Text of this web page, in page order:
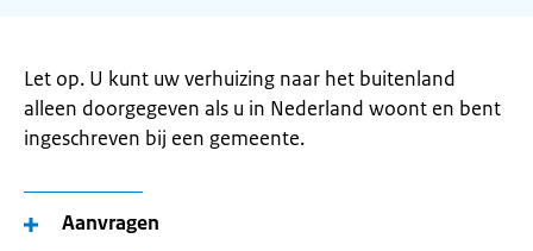
Let op. U kunt uw verhuizing naar het buitenland
alleen doorgegeven als u in Nederland woont en bent
ingeschreven bij een gemeente.
Aanvragen